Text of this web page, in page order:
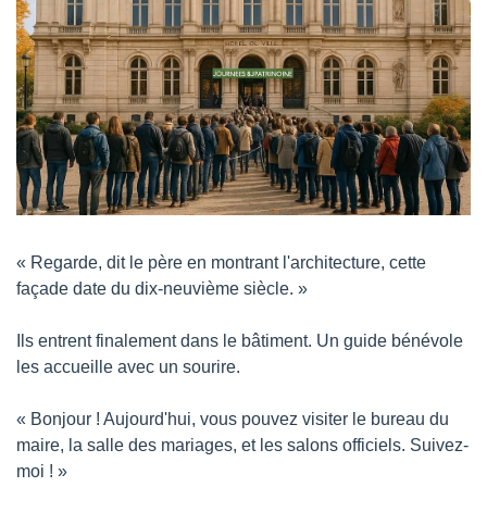
« Regarde, dit le père en montrant l'architecture, cette
façade date du dix-neuvième siècle. »
Ils entrent finalement dans le bâtiment. Un guide bénévole
les accueille avec un sourire.
« Bonjour ! Aujourd'hui, vous pouvez visiter le bureau du
maire, la salle des mariages, et les salons officiels. Suivez-
moi ! »